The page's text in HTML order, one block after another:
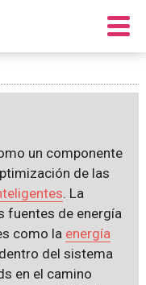
un componente
de las
. La
fuentes de energía
como la energía
del sistema
en el camino